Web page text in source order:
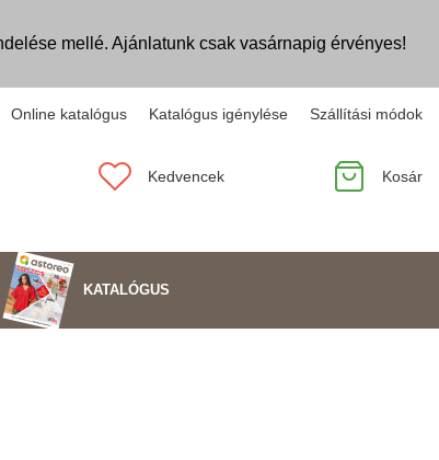
mellé. Ajánlatunk csak vasárnapig érvényes!
Online katalógus Katalógus igénylése Szállítási módok
Kedvencek Kosár
KATALÓGUS